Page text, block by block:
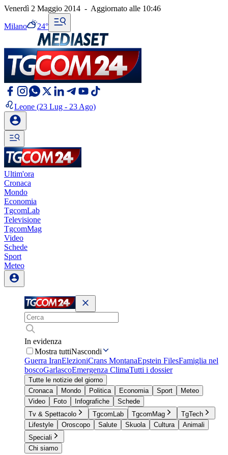
Venerdì 2 Maggio 2014 - Aggiornato alle 10:46
Milano 24°
Leone (23 Lug - 23 Ago)
Ultim'ora
Cronaca
Mondo
Economia
TgcomLab
Televisione
TgcomMag
Video
Schede
Sport
Meteo
In evidenza
Mostra tuttiNascondi
Guerra IranElezioniCrans MontanaEpstein FilesFamiglia nel
boscoGarlascoEmergenza ClimaTutti i dossier
Tutte le notizie del giorno
Cronaca
Mondo Politica Economia Sport
Meteo
Video
Foto Infografiche
Schede
Tv & Spettacolo
TgcomLab TgcomMag
TgTech
Lifestyle
Oroscopo Salute Skuola Cultura
Animali
Speciali
Chi siamo